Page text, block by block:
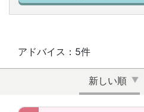
アドバイス：5件
新しい順